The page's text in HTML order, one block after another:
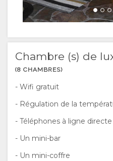
TOUR
VIRTUEL
RESTAURANTS
SITUATION
DIRECTIONS
CONTACT
CHANGEMENT
DE LANGUE
ALLEMAND
ESPAGNOL
ANGLAIS
Chambre (s) de
(8 CHAMBRES)
- Wifi gratuit
- Régulation de la
- Téléphones à ligne directe
- Un mini-bar
- Un mini-coffre